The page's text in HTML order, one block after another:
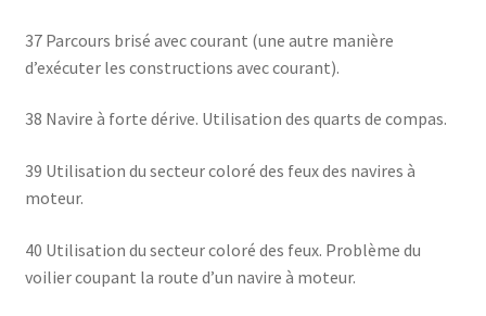
37 Parcours brisé avec courant (une autre manière
d’exécuter les constructions avec courant).
38 Navire à forte dérive. Utilisation des quarts de compas.
39 Utilisation du secteur coloré des feux des navires à
moteur.
40 Utilisation du secteur coloré des feux. Problème du
voilier coupant la route d’un navire à moteur.